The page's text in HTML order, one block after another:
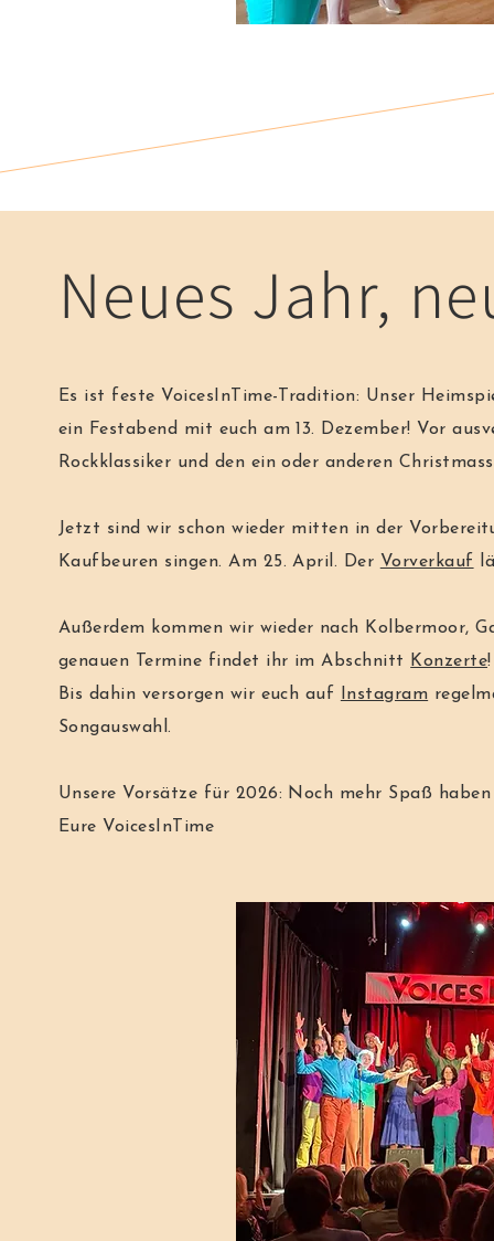
Neues Jahr,
Es ist feste VoicesInTime-Tradition: Unser
ein Festabend mit euch am 13. Dezember! Vor
Rockklassiker und den ein oder anderen
Jetzt sind wir schon wieder mitten in der
Kaufbeuren singen. Am 25. April. Der Vorverkauf
Außerdem kommen wir wieder nach Kolbermoor,
genauen Termine findet ihr im Abschnitt
Konzerte
Bis dahin versorgen wir euch auf
Instagram
Songauswahl.
Unsere Vorsätze für 2026: Noch mehr Spaß
Eure VoicesInTime